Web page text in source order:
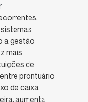
a gestão
mais
de
prontuário
de caixa
aumenta